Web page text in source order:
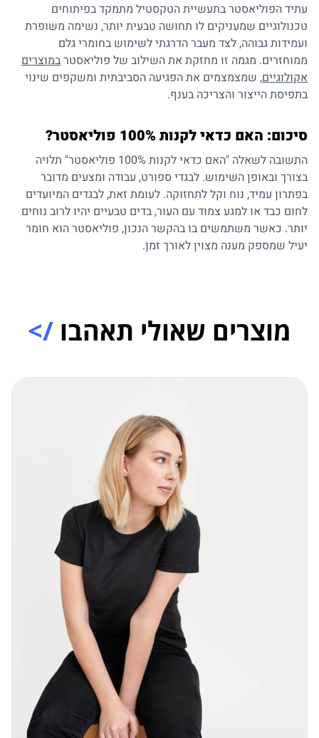
עתיד הפוליאסטר בתעשיית הטקסטיל מתמקד בפיתוחים
טכנולוגיים שמעניקים לו תחושה טבעית יותר, נשימה משופרת
ועמידות גבוהה, לצד מעבר הדרגתי לשימוש בחומרי גלם
ממוחזרים. מגמה זו מחזקת את השילוב של פוליאסטרבמוצרים
אקולוגיים, שמצמצמים את הפגיעה הסביבתית ומשקפים שינוי
בתפיסת הייצור והצריכה בענף.
סיכום: האם כדאי לקנות 100% פוליאסטר ?
התשובה לשאלה "האם כדאי לקנות 100% פוליאסטר" תלויה
בצורך ובאופן השימוש. לבגדי ספורט, עבודה ומצעים מדובר
בפתרון עמיד, נוח וקל לתחזוקה. לעומת זאת, לבגדים המיועדים
לחום כבד או למגע צמוד עם העור, בדים טבעיים יהיו לרוב נוחים
יותר. כאשר משתמשים בו בהקשר הנכון, פוליאסטר הוא חומר
יעיל שמספק מענה מצוין לאורך זמן.
מוצרים שאולי תאהבו />